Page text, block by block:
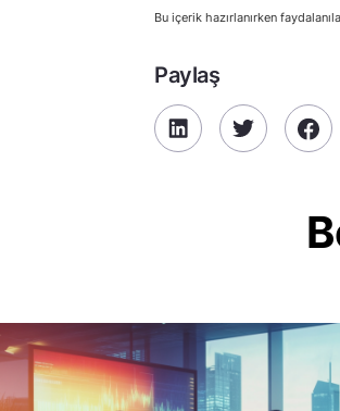
Bu içerik hazırlanırken
Paylaş